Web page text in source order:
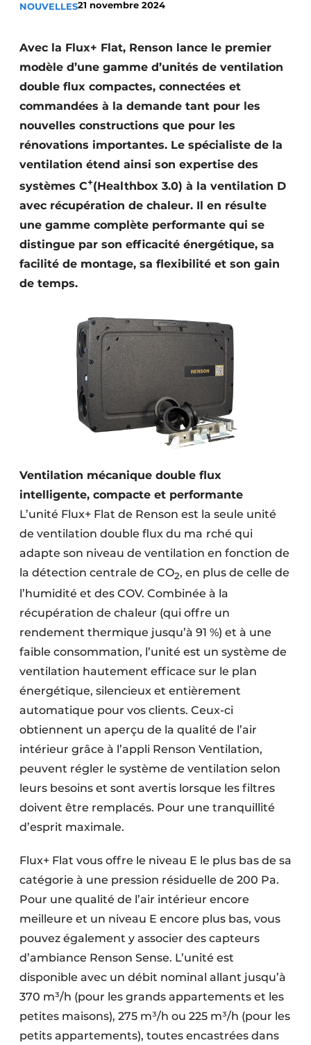
Termes et conditions
Video’s
NOUVELLES21 novembre 2024
Avec la Flux+ Flat, Renson lance le premier
modèle d’une gamme d’unités de ventilation
double flux compactes, connectées et
commandées à la demande tant pour les
nouvelles constructions que pour les
rénovations importantes. Le spécialiste de la
ventilation étend ainsi son expertise des
systèmes C+(Healthbox 3.0) à la ventilation D
avec récupération de chaleur. Il en résulte
une gamme complète performante qui se
distingue par son efficacité énergétique, sa
facilité de montage, sa flexibilité et son gain
de temps.
Ventilation mécanique double flux
intelligente, compacte et performante
L’unité Flux+ Flat de Renson est la seule unité
de ventilation double flux du ma rché qui
adapte son niveau de ventilation en fonction de
la détection centrale de CO2, en plus de celle de
l’humidité et des COV. Combinée à la
récupération de chaleur (qui offre un
rendement thermique jusqu’à 91 %) et à une
faible consommation, l’unité est un système de
ventilation hautement efficace sur le plan
énergétique, silencieux et entièrement
automatique pour vos clients. Ceux-ci
obtiennent un aperçu de la qualité de l’air
intérieur grâce à l’appli Renson Ventilation,
peuvent régler le système de ventilation selon
leurs besoins et sont avertis lorsque les filtres
doivent être remplacés. Pour une tranquillité
d’esprit maximale.
Flux+ Flat vous offre le niveau E le plus bas de sa
catégorie à une pression résiduelle de 200 Pa.
Pour une qualité de l’air intérieur encore
meilleure et un niveau E encore plus bas, vous
pouvez également y associer des capteurs
d’ambiance Renson Sense. L’unité est
disponible avec un débit nominal allant jusqu’à
370 m³/h (pour les grands appartements et les
petites maisons), 275 m³/h ou 225 m³/h (pour les
petits appartements), toutes encastrées dans